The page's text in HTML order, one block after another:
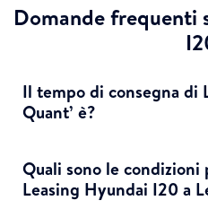
Domande frequenti
Il tempo di consegna di
Quant’ è?
Quali sono le condizioni
Leasing Hyundai I20 a